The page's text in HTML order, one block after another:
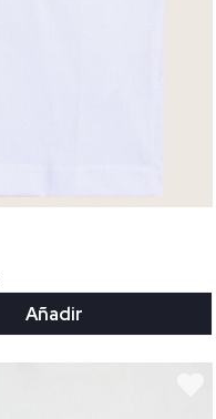
Añadir